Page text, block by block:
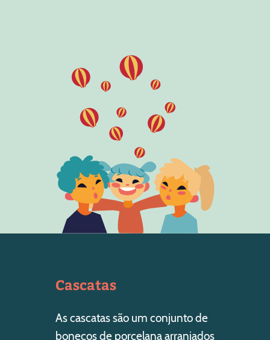
Cascatas
As cascatas são um conjunto de
bonecos de porcelana arranjados